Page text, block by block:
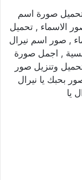
تحميل صورة اسم
الاسماء , تحميل
, صور اسم نيرال
, اجمل صورة
وتنزيل صور
بحبك يا نيرال
يا